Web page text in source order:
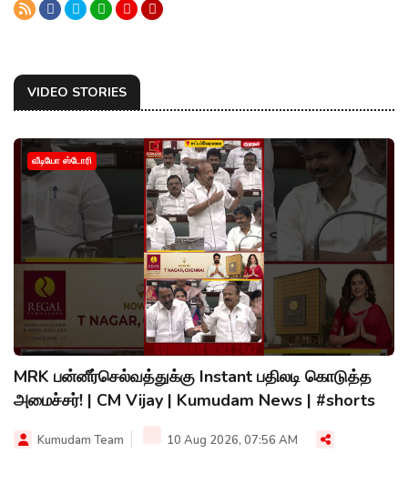
VIDEO STORIES
வீடியோ ஸ்டோரி
MRK பன்னீர்செல்வத்துக்கு Instant பதிலடி கொடுத்த
அமைச்சர்! | CM Vijay | Kumudam News | #shorts
Kumudam Team 10 Aug 2026, 07:56 AM